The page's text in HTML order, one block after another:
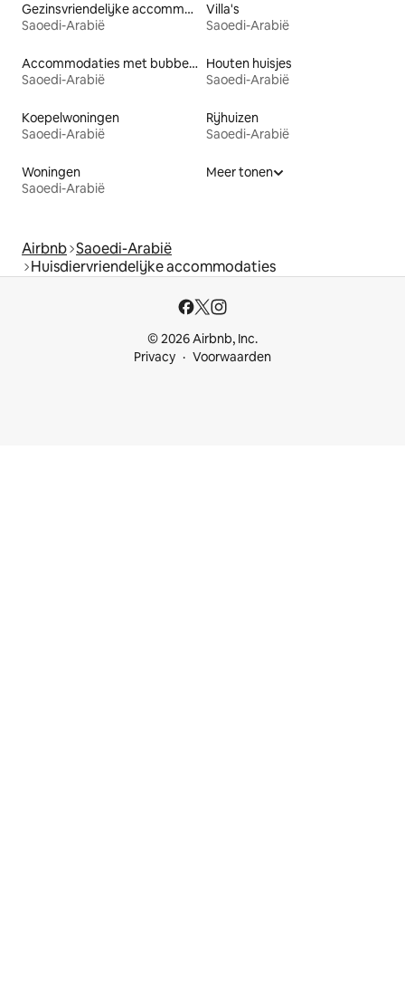
Gezinsvriendelijke accommodaties
Saoedi-Arabië
Villa's
Saoedi-Arabië
Accommodaties met bubbelbad
Saoedi-Arabië
Houten huisjes
Saoedi-Arabië
Koepelwoningen
Saoedi-Arabië
Rijhuizen
Saoedi-Arabië
Woningen
Saoedi-Arabië
Meer tonen
Airbnb Saoedi-Arabië
Huisdiervriendelijke accommodaties
© 2026 Airbnb, Inc.
Privacy
Voorwaarden